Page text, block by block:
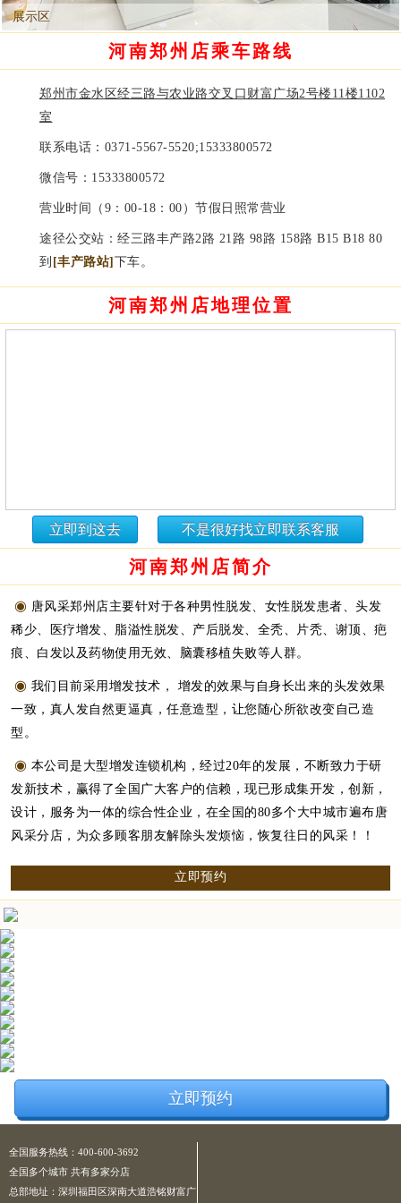
展示区
河南郑州店乘车路线
郑州市金水区经三路与农业路交叉口财富广场2号楼11楼1102
室
联系电话： 0371-5567-5520;15333800572
微信号： 15333800572
营业时间（9：00-18：00）节假日照常营业
途径公交站：经三路丰产路2路 21路 98路 158路 B15 B18 80
到 [丰产路站] 下车。
河南郑州店地理位置
立即到这去 不是很好找立即联系客服
河南郑州店简介
◉ 唐风采郑州店主要针对于各种男性脱发、女性脱发患者、头发
稀少、医疗增发、脂溢性脱发、产后脱发、全秃、片秃、谢顶、疤
痕、白发以及药物使用无效、脑囊移植失败等人群。
◉ 我们目前采用增发技术， 增发的效果与自身长出来的头发效果
一致，真人发自然更逼真，任意造型，让您随心所欲改变自己造
型。
◉ 本公司是大型增发连锁机构，经过20年的发展，不断致力于研
发新技术，赢得了全国广大客户的信赖，现已形成集开发，创新，
设计，服务为一体的综合性企业，在全国的80多个大中城市遍布唐
风采分店，为众多顾客朋友解除头发烦恼，恢复往日的风采！！
立即预约
立即预约
全国服务热线：400-600-3692
全国多个城市 共有多家分店
总部地址：深圳福田区深南大道浩铭财富广